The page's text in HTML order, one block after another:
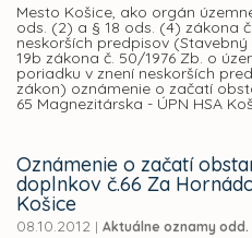
Mesto Košice, ako orgán
ods. (2) a § 18 ods. (4) zákona
neskorších predpisov
19b zákona č. 50/1976 Zb. o
poriadku v znení neskorších
zákon) oznámenie o začatí
65 Magnezitárska - ÚPN HSA
Oznámenie o začatí
doplnkov č.66 Za
Košice
08.10.2012 | Aktuálne oznamy odd.